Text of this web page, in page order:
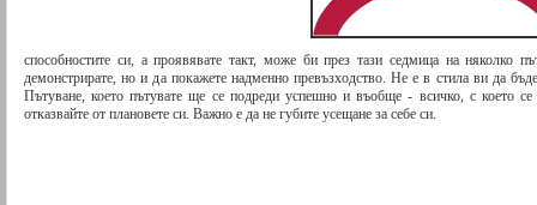
способностите си, а проявявате такт, може би през тази седмица на няколко
демонстрирате, но и да покажете надменно превъзходство. Не е в стила ви да
Пътуване, което пътувате ще се подреди успешно и въобще - всичко, с което
отказвайте от плановете си. Важно е да не губите усещане за себе си.